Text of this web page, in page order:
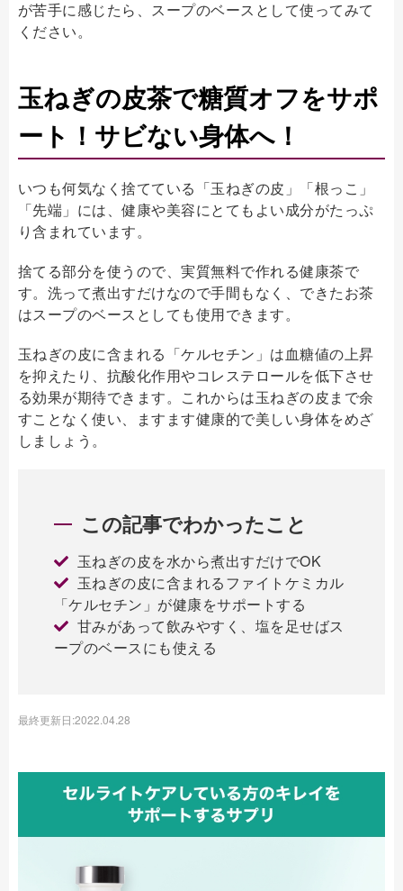
が苦手に感じたら、スープのベースとして使ってみて
ください。
玉ねぎの皮茶で糖質オフをサポ
ート！サビない身体へ！
いつも何気なく捨てている「玉ねぎの皮」「根っこ」
「先端」には、健康や美容にとてもよい成分がたっぷ
り含まれています。
捨てる部分を使うので、実質無料で作れる健康茶で
す。洗って煮出すだけなので手間もなく、できたお茶
はスープのベースとしても使用できます。
玉ねぎの皮に含まれる「ケルセチン」は血糖値の上昇
を抑えたり、抗酸化作用やコレステロールを低下させ
る効果が期待できます。これからは玉ねぎの皮まで余
すことなく使い、ますます健康的で美しい身体をめざ
しましょう。
この記事でわかったこと
玉ねぎの皮を水から煮出すだけでOK
玉ねぎの皮に含まれるファイトケミカル
「ケルセチン」が健康をサポートする
甘みがあって飲みやすく、塩を足せばス
ープのベースにも使える
最終更新日:2022.04.28